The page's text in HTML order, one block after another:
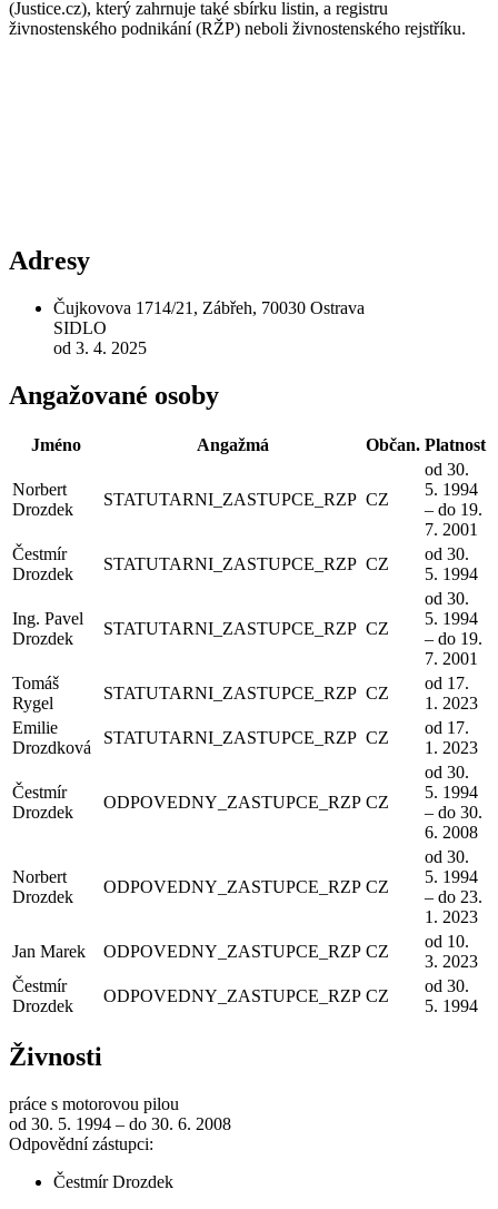
(Justice.cz), který zahrnuje také sbírku listin, a registru
živnostenského podnikání (RŽP) neboli živnostenského rejstříku.
Adresy
Čujkovova 1714/21, Zábřeh, 70030 Ostrava
SIDLO
od 3. 4. 2025
Angažované osoby
Jméno Angažmá Občan. Platnost
Norbert
Drozdek
STATUTARNI_ZASTUPCE_RZP CZ
od 30.
5. 1994
– do 19.
7. 2001
Čestmír
Drozdek
STATUTARNI_ZASTUPCE_RZP CZ
od 30.
5. 1994
Ing. Pavel
Drozdek
STATUTARNI_ZASTUPCE_RZP CZ
od 30.
5. 1994
– do 19.
7. 2001
Tomáš
Rygel
STATUTARNI_ZASTUPCE_RZP CZ
od 17.
1. 2023
Emilie
Drozdková
STATUTARNI_ZASTUPCE_RZP CZ
od 17.
1. 2023
Čestmír
Drozdek
ODPOVEDNY_ZASTUPCE_RZP CZ
od 30.
5. 1994
– do 30.
6. 2008
Norbert
Drozdek
ODPOVEDNY_ZASTUPCE_RZP CZ
od 30.
5. 1994
– do 23.
1. 2023
Jan Marek
ODPOVEDNY_ZASTUPCE_RZP CZ
od 10.
3. 2023
Čestmír
Drozdek
ODPOVEDNY_ZASTUPCE_RZP CZ
od 30.
5. 1994
Živnosti
práce s motorovou pilou
od 30. 5. 1994 – do 30. 6. 2008
Odpovědní zástupci:
Čestmír Drozdek